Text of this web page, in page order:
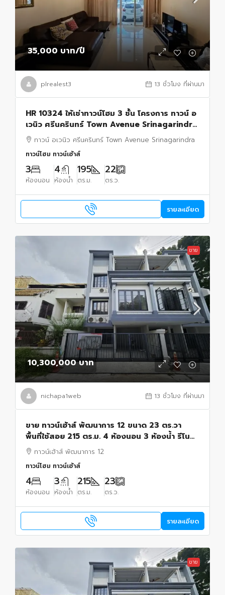
35,000 บาท/ปี
plrealest3 13 ชั่วโมง ที่ผ่านมา
HR 10324 ให้เช่าทาวน์โฮม 3 ชั้น โครงการ ทาวน์ อ
เวนิว ศรีนครินทร์ Town Avenue Srinagarindra
อ่อนนุช 68
ทาวน์ อเวนิว ศรีนครินทร์ Town Avenue Srinagarindra
ทาวน์โฮม ทาวน์เฮ้าส์
3
ห้องนอน
4
ห้องน้ำ
195
ตร.ม.
22
ตร.ว.
รายละเอียด
ขาย
10,300,000 บาท
nichapa1web 13 ชั่วโมง ที่ผ่านมา
ขาย ทาวน์เฮ้าส์ พัฒนาการ 12 ขนาด 23 ตร.วา
พื้นที่ใช้สอย 215 ตร.ม. 4 ห้องนอน 3 ห้องน้ำ รีโน
เวทใหม่ ใกล้ทองหล่อ 10,300,000 บาท
ทาวน์เฮ้าส์ พัฒนาการ 12
ทาวน์โฮม ทาวน์เฮ้าส์
4
ห้องนอน
3
ห้องน้ำ
215
ตร.ม.
23
ตร.ว.
รายละเอียด
ขาย